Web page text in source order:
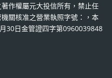
作權屬元大投信所有，禁止任
關核准之營業執照字號：，本
30日金管證四字第0960039848